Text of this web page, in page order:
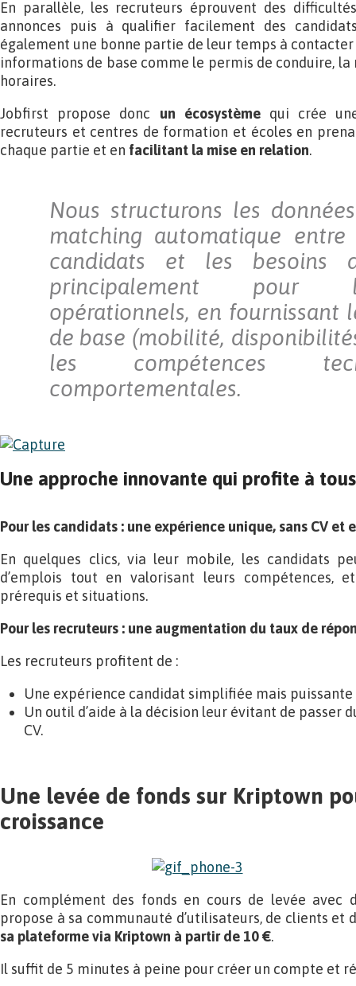
En parallèle, les recruteurs éprouvent des
annonces puis à qualifier facilement des
également une bonne partie de leur temps à
informations de base comme le permis de conduire,
horaires.
Jobfirst propose donc un écosystèmequi crée
recruteurs et centres de formation et écoles en
chaque partie et en facilitant la mise en relation.
Nous structurons les
matching automatique
candidats et les besoins
principalement pour
opérationnels, en fournissant
de base (mobilité,
les compétences
comportementales.
Une approche innovante qui profite à tous
Pour les candidats : une expérience unique, sans CV et
En quelques clics, via leur mobile, les candidats
d’emplois tout en valorisant leurs compétences,
prérequis et situations.
Pour les recruteurs : une augmentation du taux de
Les recruteurs profitent de :
Une expérience candidat simplifiée mais puissante
Un outil d’aide à la décision leur évitant de passer
CV.
Une levée de fonds sur Kriptown
croissance
En complément des fonds en cours de levée avec
propose à sa communauté d’utilisateurs, de clients et
sa plateforme via Kriptown à partir de 10 €.
Il suffit de 5 minutes à peine pour créer un compte et